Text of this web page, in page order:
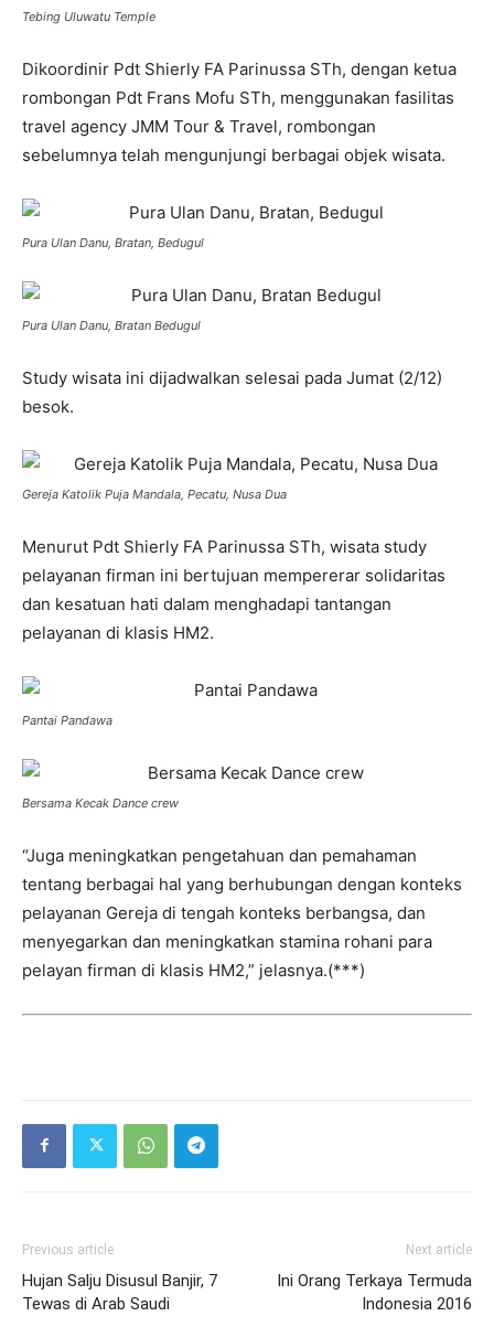
Tebing Uluwatu Temple
Dikoordinir Pdt Shierly FA Parinussa STh, dengan ketua
rombongan Pdt Frans Mofu STh, menggunakan fasilitas
travel agency JMM Tour & Travel, rombongan
sebelumnya telah mengunjungi berbagai objek wisata.
Pura Ulan Danu, Bratan, Bedugul
Pura Ulan Danu, Bratan Bedugul
Study wisata ini dijadwalkan selesai pada Jumat (2/12)
besok.
Gereja Katolik Puja Mandala, Pecatu, Nusa Dua
Menurut Pdt Shierly FA Parinussa STh, wisata study
pelayanan firman ini bertujuan mempererar solidaritas
dan kesatuan hati dalam menghadapi tantangan
pelayanan di klasis HM2.
Pantai Pandawa
Bersama Kecak Dance crew
“Juga meningkatkan pengetahuan dan pemahaman
tentang berbagai hal yang berhubungan dengan konteks
pelayanan Gereja di tengah konteks berbangsa, dan
menyegarkan dan meningkatkan stamina rohani para
pelayan firman di klasis HM2,” jelasnya.(***)
Previous article
Hujan Salju Disusul Banjir, 7
Tewas di Arab Saudi
Next article
Ini Orang Terkaya Termuda
Indonesia 2016